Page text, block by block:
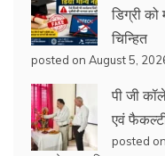
डिग्री को
चिन्हित
posted on August 5,
पी जी
एवं
posted